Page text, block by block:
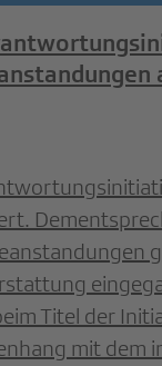
Titel der
mit dem